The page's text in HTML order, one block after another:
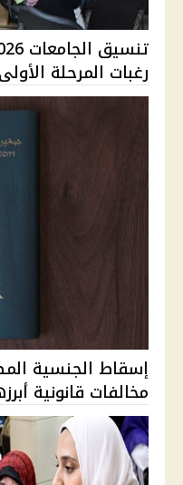
رغبات المرحلة
مخالفات قانونية